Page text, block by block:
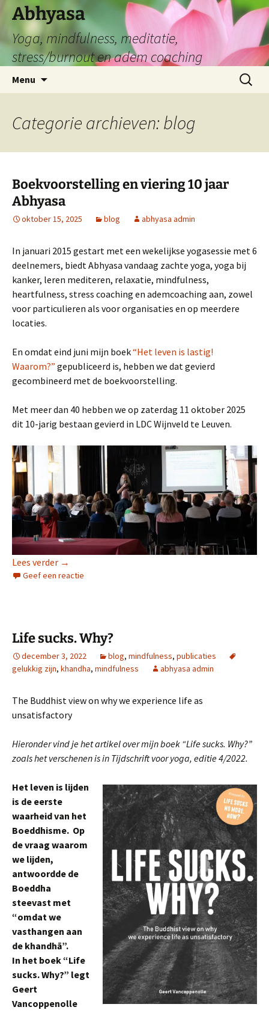
Abhyasa
Yoga, mindfulness, meditatie,
stress/burnout en adem coaching
Menu
inhoud
Zoeken
naar:
Categorie archieven: blog
Boekvoorstelling en viering 10 jaar
Abhyasa
oktober 15, 2025 blog abhyasa admin
In januari 2015 gestart met een wekelijkse yogasessie met 6
deelnemers, biedt Abhyasa vandaag zachte yoga, yoga bij
kanker, leren mediteren, relaxatie, mindfulness,
heartfulness, stress coaching en ademcoaching aan, zowel
voor particulieren als voor organisaties en op meerdere
locaties.
En omdat eind juni mijn boek“Het leven is lastig!
Waarom?” gepubliceerd is, hebben we dat gevierd
gecombineerd met de boekvoorstelling.
Met meer dan 40 hebben we op zaterdag 11 oktober 2025
dit 10-jarig bestaan gevierd in LDC Wijnveld te Leuven.
Lees verder Boekvoorstelling en viering 10 jaar Abhyasa
→
Geef een reactie
Life sucks. Why?
december 3, 2022 blog, mindfulness, publicaties
gelukkig zijn, khandha, mindfulness abhyasa admin
The Buddhist view on why we experience life as
unsatisfactory
Hieronder vind je het artikel over mijn boek “Life sucks. Why?”
zoals het verschenen is in Tijdschrift voor yoga, editie 4/2022.
Het leven is lijden
is de eerste
waarheid van het
Boeddhisme. Op
de vraag waarom
we lijden,
antwoordde de
Boeddha
steevast met
“omdat we
vasthangen aan
de khandhā”.
In het boek “Life
sucks. Why?” legt
Geert
Vancoppenolle